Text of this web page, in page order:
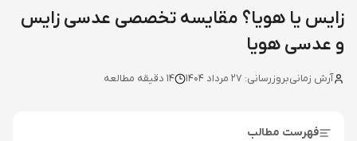
زایس یا هویا؟ مقایسه تخصصی عدسی زایس
و عدسی هویا
آرش زمانیبروزرسانی: 27 مرداد 1404 14 دقیقه مطالعه
فهرست مطالب